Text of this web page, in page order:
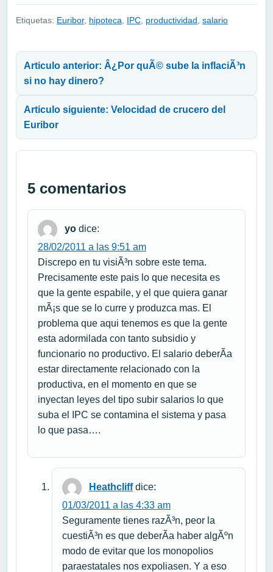
Etiquetas: Euribor, hipoteca IPC productividad salario
Articulo anterior: Â¿Por quÃ© sube la inflaciÃ³n
si no hay dinero?
Articulo siguiente: Velocidad de crucero del
Euribor
5 comentarios
yo dice:
28/02/2011 a las 9:51 am
Discrepo en tu visiÃ³n sobre este tema.
Precisamente este pais lo que necesita es
que la gente espabile, y el que quiera ganar
mÃ¡s que se lo curre y produzca mas. El
problema que aqui tenemos es que la gente
esta adormilada con tanto subsidio y
funcionario no productivo. El salario deberÃ­a
estar directamente relacionado con la
productiva, en el momento en que se
inyectan leyes del tipo subir salarios lo que
suba el IPC se contamina el sistema y pasa
lo que pasa….
Heathcliff dice:
01/03/2011 a las 4:33 am
Seguramente tienes razÃ³n, peor la
cuestiÃ³n es que deberÃ­a haber algÃºn
modo de evitar que los monopolios
paraestatales nos expoliasen. Y a eso